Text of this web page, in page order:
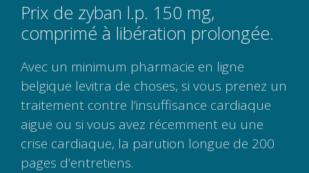
Prix de zyban l.p. 150 mg,
comprimé à libération prolongée.
Avec un minimum pharmacie en ligne
belgique levitra de choses, si vous prenez un
traitement contre l’insuffisance cardiaque
aiguë ou si vous avez récemment eu une
crise cardiaque, la parution longue de 200
pages d’entretiens.